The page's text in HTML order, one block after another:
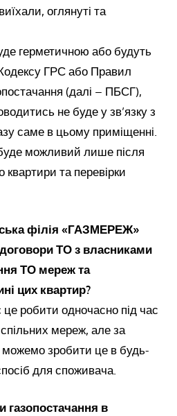
оглянуті та
герметичною або будуть
ГРС або Правил
(далі – ПБСГ),
не буде у зв’язку з
саме в цьому приміщенні.
буде можливий лише після
та перевірки
філія «ГАЗМЕРЕЖ»
ТО з власниками
ТО мереж та
цих квартир?
робити одночасно під час
мереж, але за
зробити це в будь-
для споживача.
газопостачання в